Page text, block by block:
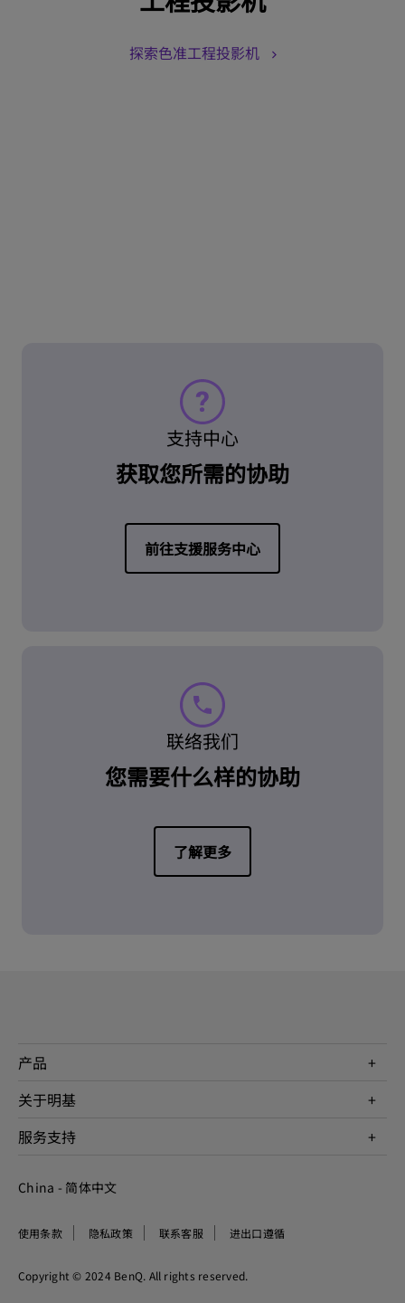
探索色准工程投影机
支持中心
获取您所需的协助
前往支援服务中心
联络我们
您需要什么样的协助
了解更多
产品
投影机
WiT智能灯
关于明基
公司简介
企业社会责任
服务支持
档案下载与常见问题
Copyright © 2024 BenQ. All rights reserved.
使用条款 隐私政策 联系客服 进出口遵循
China - 简体中文